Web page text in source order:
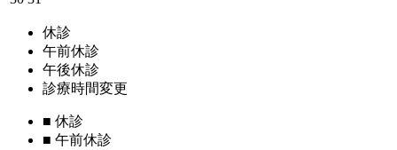
休診
午前休診
午後休診
診療時間変更
■ 休診
■ 午前休診